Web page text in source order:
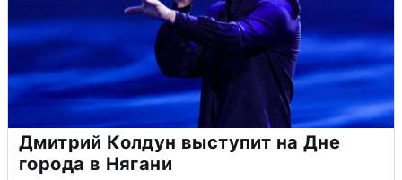
Дмитрий Колдун выступит на Дне
города в Нягани